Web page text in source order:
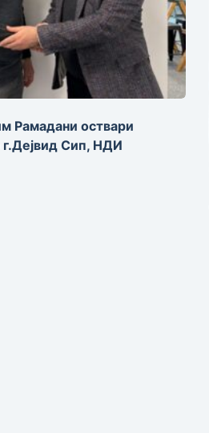
Рамадани оствари
г.Дејвид Сип, НДИ